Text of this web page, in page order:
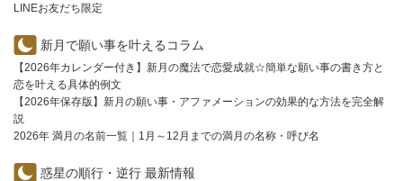
LINEお友だち限定
新月で願い事を叶えるコラム
【2026年カレンダー付き】新月の魔法で恋愛成就☆簡単な願い事の書き方と
恋を叶える具体的例文
【2026年保存版】新月の願い事・アファメーションの効果的な方法を完全解
説
2026年 満月の名前一覧｜1月～12月までの満月の名称・呼び名
惑星の順行・逆行 最新情報